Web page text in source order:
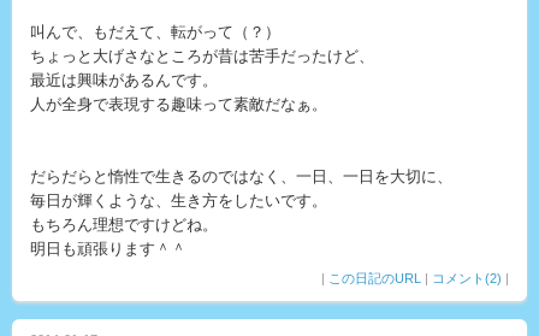
叫んで、もだえて、転がって（？）
ちょっと大げさなところが昔は苦手だったけど、
最近は興味があるんです。
人が全身で表現する趣味って素敵だなぁ。
だらだらと惰性で生きるのではなく、一日、一日を大切に、
毎日が輝くような、生き方をしたいです。
もちろん理想ですけどね。
明日も頑張ります＾＾
| この日記のURL | コメント(2) |